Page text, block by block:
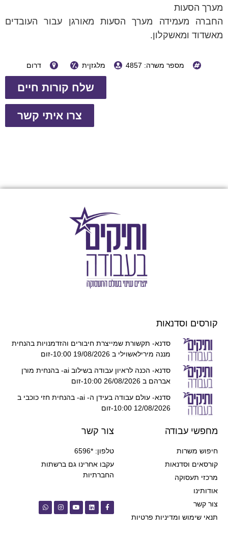
מערך הסעות
החברה מעמידה מערך הסעות מאורגן עבור העובדים
מאשדוד ומאשקלון.
מספר משרה: 4857 מלגזןית דרום
שלח קורות חיים
צרו איתי קשר
קורסים וסדנאות
סדנא- תקשורת שמייצרת חיבורים והזדמנויות בהנחית
מננה מירילאשוילי ב 19/08/2026 10:00-זום
סדנא- הכנה לראיון עבודה בשילוב ai- בהנחית מורן
אברהם ב 26/08/2026 10:00-זום
סדנא- עולם עבודה בעידן ה- ai- בהנחית חזי כוכבי ב
12/08/2026 10:00-זום
מחפשי עבודה
חיפוש משרות
קורסאים וסדנאות
מרכזי תעסוקה
אודותינו
צור קשר
תנאי שימוש ומדיניות פרטיות
צור קשר
טלפון: *6596
עקבו אחרינו גם ברשתות
החברתיות